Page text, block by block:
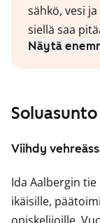
Viihdy
Ida Aalbergin
ikäisille,
sähkö, vesi
siellä saa
Näytä